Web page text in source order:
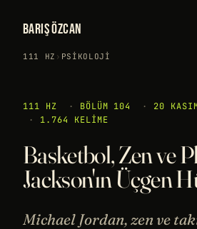
BARIŞ ÖZCAN
111 HZ › PSIKOLOJI
111 HZ · BÖLÜM 104 · 20
·
1.764 KELIME
Basketbol, Zen ve
Jackson'ın Üçgen
Michael Jordan, zen ve